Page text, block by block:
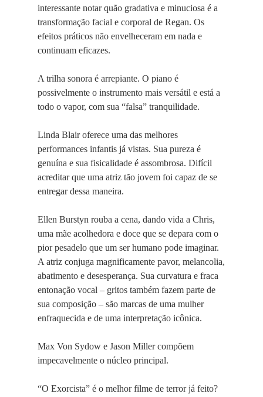
interessante notar quão gradativa e minuciosa é a
transformação facial e corporal de Regan. Os
efeitos práticos não envelheceram em nada e
continuam eficazes.
A trilha sonora é arrepiante. O piano é
possivelmente o instrumento mais versátil e está a
todo o vapor, com sua “falsa” tranquilidade.
Linda Blair oferece uma das melhores
performances infantis já vistas. Sua pureza é
genuína e sua fisicalidade é assombrosa. Difícil
acreditar que uma atriz tão jovem foi capaz de se
entregar dessa maneira.
Ellen Burstyn rouba a cena, dando vida a Chris,
uma mãe acolhedora e doce que se depara com o
pior pesadelo que um ser humano pode imaginar.
A atriz conjuga magnificamente pavor, melancolia,
abatimento e desesperança. Sua curvatura e fraca
entonação vocal – gritos também fazem parte de
sua composição – são marcas de uma mulher
enfraquecida e de uma interpretação icônica.
Max Von Sydow e Jason Miller compõem
impecavelmente o núcleo principal.
“O Exorcista” é o melhor filme de terror já feito?